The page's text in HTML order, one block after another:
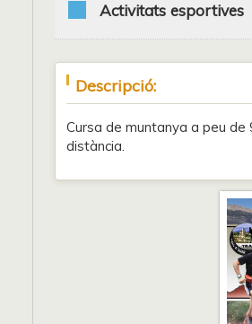
Activitats esportives
Descripció:
Cursa de muntanya a peu de
distància.